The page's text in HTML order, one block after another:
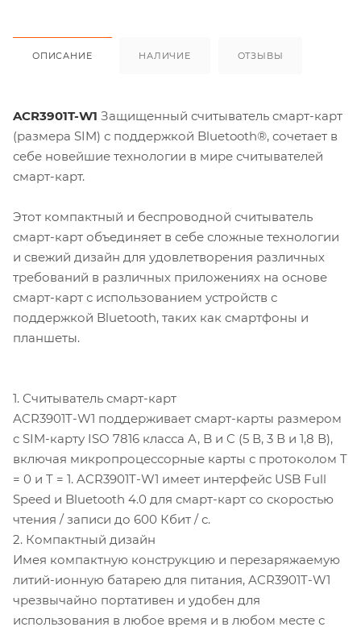
ОПИСАНИЕ НАЛИЧИЕ ОТЗЫВЫ
ACR3901T-W1 Защищенный считыватель смарт-карт
(размера SIM) с поддержкой Bluetooth®, сочетает в
себе новейшие технологии в мире считывателей
смарт-карт.
Этот компактный и беспроводной считыватель
смарт-карт объединяет в себе сложные технологии
и свежий дизайн для удовлетворения различных
требований в различных приложениях на основе
смарт-карт с использованием устройств с
поддержкой Bluetooth, таких как смартфоны и
планшеты.
1. Считыватель смарт-карт
ACR3901T-W1 поддерживает смарт-карты размером
с SIM-карту ISO 7816 класса A, B и C (5 В, 3 В и 1,8 В),
включая микропроцессорные карты с протоколом T
= 0 и T = 1. ACR3901T-W1 имеет интерфейс USB Full
Speed ​​и Bluetooth 4.0 для смарт-карт со скоростью
чтения / записи до 600 Кбит / с.
2. Компактный дизайн
Имея компактную конструкцию и перезаряжаемую
литий-ионную батарею для питания, ACR3901T-W1
чрезвычайно портативен и удобен для
использования в любое время и в любом месте с